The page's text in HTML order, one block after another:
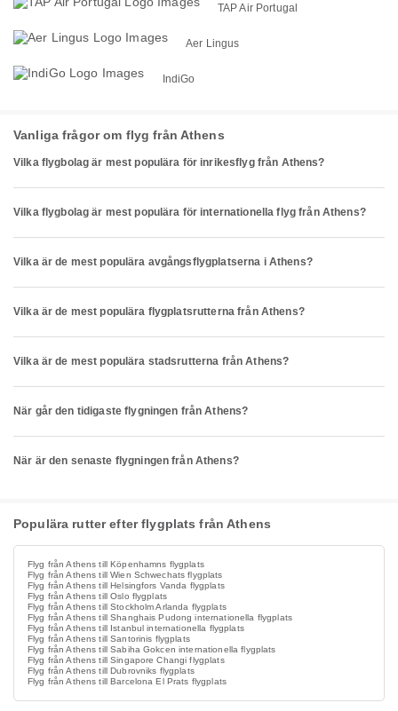
TAP Air Portugal
Aer Lingus
IndiGo
Vanliga frågor om flyg från Athens
Vilka flygbolag är mest populära för inrikesflyg från Athens?
Vilka flygbolag är mest populära för internationella flyg från Athens?
Vilka är de mest populära avgångsflygplatserna i Athens?
Vilka är de mest populära flygplatsrutterna från Athens?
Vilka är de mest populära stadsrutterna från Athens?
När går den tidigaste flygningen från Athens?
När är den senaste flygningen från Athens?
Populära rutter efter flygplats från Athens
Flyg från Athens till Köpenhamns flygplats
Flyg från Athens till Wien Schwechats flygplats
Flyg från Athens till Helsingfors Vanda flygplats
Flyg från Athens till Oslo flygplats
Flyg från Athens till Stockholm Arlanda flygplats
Flyg från Athens till Shanghais Pudong internationella flygplats
Flyg från Athens till Istanbul internationella flygplats
Flyg från Athens till Santorinis flygplats
Flyg från Athens till Sabiha Gokcen internationella flygplats
Flyg från Athens till Singapore Changi flygplats
Flyg från Athens till Dubrovniks flygplats
Flyg från Athens till Barcelona El Prats flygplats